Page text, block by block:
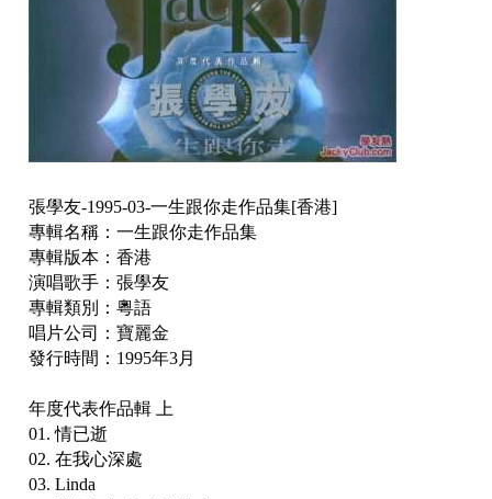
張學友-1995-03-一生跟你走作品集[香港]
專輯名稱：一生跟你走作品集
專輯版本：香港
演唱歌手：張學友
專輯類別：粵語
唱片公司：寶麗金
發行時間：1995年3月
年度代表作品輯 上
01. 情已逝
02. 在我心深處
03. Linda